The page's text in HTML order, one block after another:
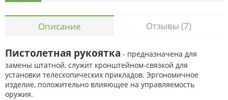
Описание Отзывы (7)
Пистолетная рукоятка - предназначена для
замены штатной, служит кронштейном-связкой для
установки телескопических прикладов. Эргономичное
изделие, положительно влияющее на управляемость
оружия.